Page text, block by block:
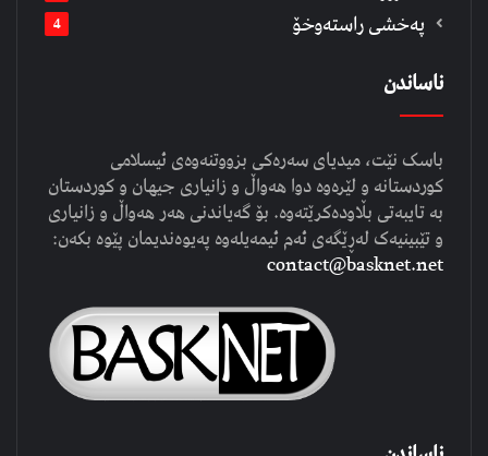
په‌خشی راسته‌وخۆ 4
ناساندن
باسک نێت، میدیای سەرەکی بزووتنەوەی ئیسلامی
کوردستانە و لێرەوە دوا هەواڵ و زانیاری جیهان و کوردستان
بە تایبەتی بڵاودەکرێتەوە. بۆ گەیاندنی هەر هەواڵ و زانیاری
و تێبینیەک لەڕێگەی ئەم ئیمەیلەوە پەیوەندیمان پێوە بکەن:
contact@basknet.net